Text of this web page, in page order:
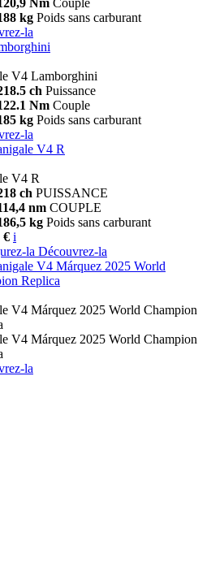
kg Poids sans carburant
la
V4 Lamborghini
ch Puissance
Nm Couple
kg Poids sans carburant
la
V4 R
V4 R
ch PUISSANCE
nm COUPLE
kg Poids sans carburant
€ i
la Découvrez-la
V4 Márquez 2025 World
Replica
V4 Márquez 2025 World Champion
V4 Márquez 2025 World Champion
la